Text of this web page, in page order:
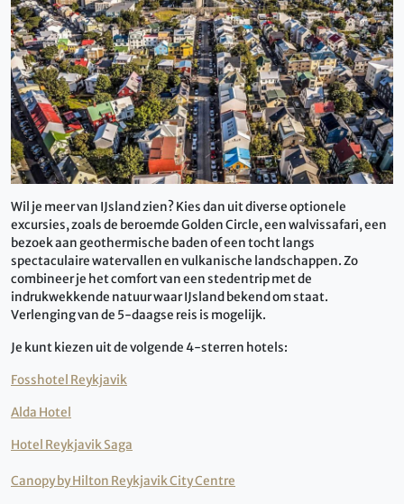
Wil je meer van IJsland zien? Kies dan uit diverse optionele
excursies, zoals de beroemde Golden Circle, een walvissafari, een
bezoek aan geothermische baden of een tocht langs
spectaculaire watervallen en vulkanische landschappen. Zo
combineer je het comfort van een stedentrip met de
indrukwekkende natuur waar IJsland bekend om staat.
Verlenging van de 5-daagse reis is mogelijk.
Je kunt kiezen uit de volgende 4-sterren hotels:
Fosshotel Reykjavik
Alda Hotel
Hotel Reykjavik Saga
Canopy by Hilton Reykjavik City Centre